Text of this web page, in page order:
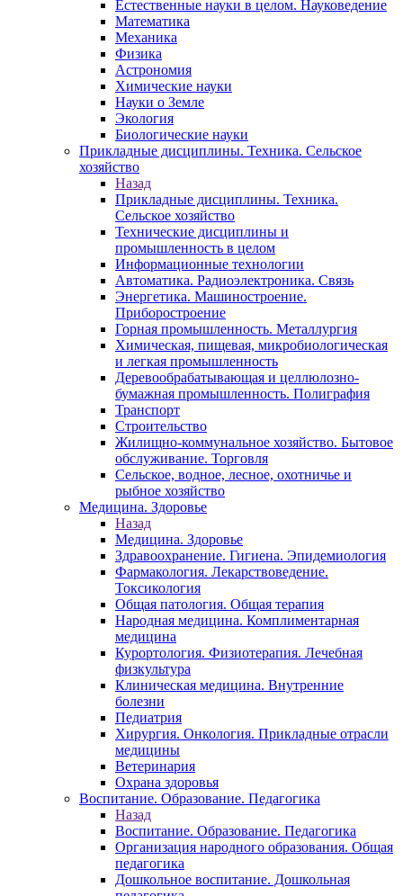
Естественные науки в целом. Науковедение
Математика
Механика
Физика
Астрономия
Химические науки
Науки о Земле
Экология
Биологические науки
Прикладные дисциплины. Техника. Сельское
хозяйство
Назад
Прикладные дисциплины. Техника.
Сельское хозяйство
Технические дисциплины и
промышленность в целом
Информационные технологии
Автоматика. Радиоэлектроника. Связь
Энергетика. Машиностроение.
Приборостроение
Горная промышленность. Металлургия
Химическая, пищевая, микробиологическая
и легкая промышленность
Деревообрабатывающая и целлюлозно-
бумажная промышленность. Полиграфия
Транспорт
Строительство
Жилищно-коммунальное хозяйство. Бытовое
обслуживание. Торговля
Сельское, водное, лесное, охотничье и
рыбное хозяйство
Медицина. Здоровье
Назад
Медицина. Здоровье
Здравоохранение. Гигиена. Эпидемиология
Фармакология. Лекарствоведение.
Токсикология
Общая патология. Общая терапия
Народная медицина. Комплиментарная
медицина
Курортология. Физиотерапия. Лечебная
физкультура
Клиническая медицина. Внутренние
болезни
Педиатрия
Хирургия. Онкология. Прикладные отрасли
медицины
Ветеринария
Охрана здоровья
Воспитание. Образование. Педагогика
Назад
Воспитание. Образование. Педагогика
Организация народного образования. Общая
педагогика
Дошкольное воспитание. Дошкольная